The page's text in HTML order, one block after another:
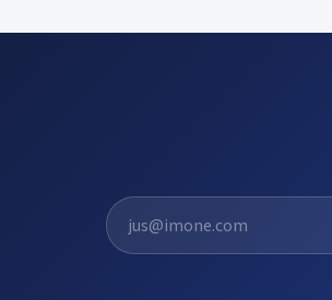
El. pašto adresas